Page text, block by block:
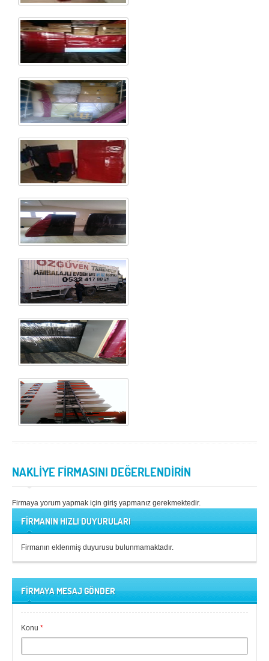
NAKLİYE FİRMASINI DEĞERLENDİRİN
Firmaya yorum yapmak için giriş yapmanız gerekmektedir.
FİRMANIN HIZLI DUYURULARI
Firmanın eklenmiş duyurusu bulunmamaktadır.
FİRMAYA MESAJ GÖNDER
Konu *